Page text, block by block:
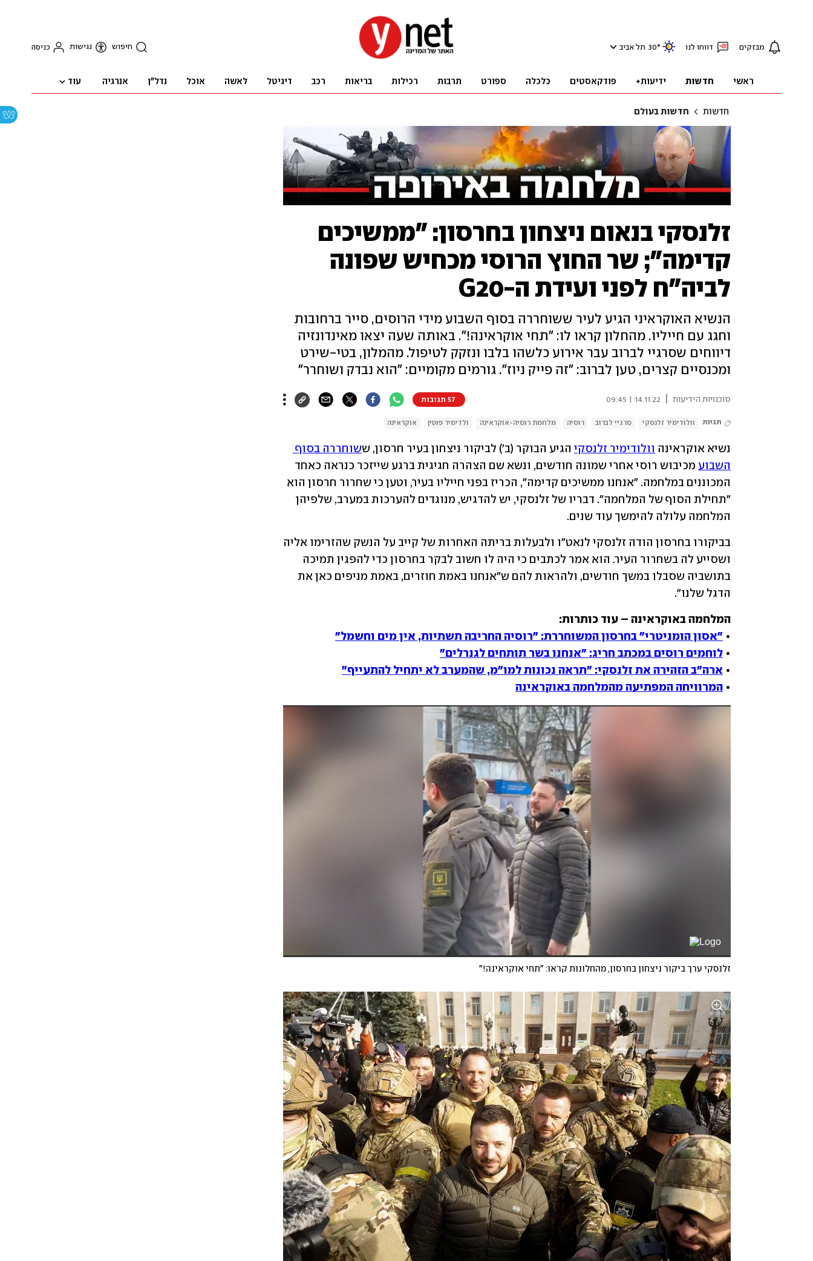
מבזקים דווחו לנו 30° תל אביב חיפוש נגישות כניסה
ראשי חדשות ידיעות+ פודקאסטים כלכלה ספורט תרבות רכילות בריאות רכב דיגיטל לאשה אוכל נדל"ן אנרגיה עוד
חדשות חדשות בעולם
זלנסקי בנאום ניצחון בחרסון: "ממשיכים
קדימה"; שר החוץ הרוסי מכחיש שפונה
לביה"ח לפני ועידת ה-G20
הנשיא האוקראיני הגיע לעיר ששוחררה בסוף השבוע מידי הרוסים, סייר ברחובות
וחגג עם חייליו. מהחלון קראו לו: "תחי אוקראינה!". באותה שעה יצאו מאינדונזיה
דיווחים שסרגיי לברוב עבר אירוע כלשהו בלבו ונזקק לטיפול. מהמלון, בטי-שירט
ומכנסיים קצרים, טען לברוב: "זה פייק ניוז". גורמים מקומיים: "הוא נבדק ושוחרר"
סוכנויות הידיעות 14.11.22 | 09:45 57 תגובות
תגיות וולודימיר זלנסקי סרגיי לברוב רוסיה מלחמת רוסיה-אוקראינה ולדימיר פוטין אוקראינה
נשיא אוקראינה וולודימיר זלנסקי הגיע הבוקר (ב') לביקור ניצחון בעיר חרסון, ש
השבוע
המלחמה עלולה להימשך עוד שנים.
הדגל שלנו".
• "אסון הומניטרי" בחרסון המשוחררת: "רוסיה החריבה תשתיות, אין מים וחשמל"
• לוחמים רוסים במכתב חריג: "אנחנו בשר תותחים לגנרלים"
• ארה"ב הזהירה את זלנסקי: "תראה נכונות למו"מ, שהמערב לא יתחיל להתעייף"
• המרוויחה המפתיעה מהמלחמה באוקראינה
זלנסקי ערך ביקור ניצחון בחרסון, מהחלונות קראו: "תחי אוקראינה!"